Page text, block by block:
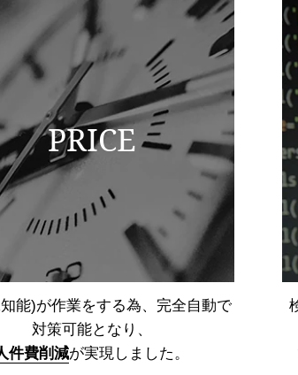
PRICE
能)が作業をする為、 完全自動で
対策可能となり、
件費削減が実現しました。